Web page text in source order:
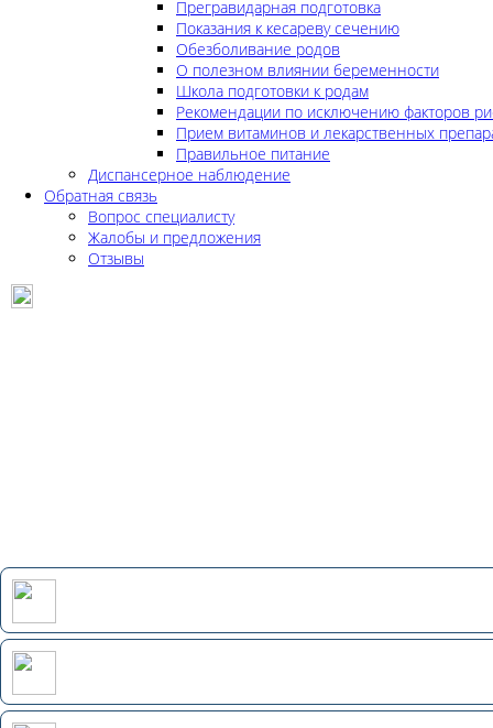
Прегравидарная подготовка
Показания к кесареву сечению
Обезболивание родов
О полезном влиянии беременности
Школа подготовки к родам
Рекомендации по исключению факторов
Прием витаминов и лекарственных
Правильное питание
Диспансерное наблюдение
Обратная связь
Вопрос специалисту
Жалобы и предложения
Отзывы